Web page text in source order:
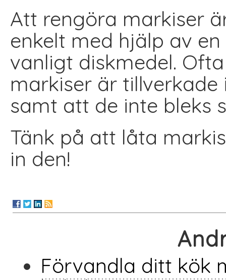
Att rengöra markiser
enkelt med hjälp av
vanligt diskmedel.
markiser är
samt att de inte bleks
Tänk på att låta
in den!
Förvandla ditt kök